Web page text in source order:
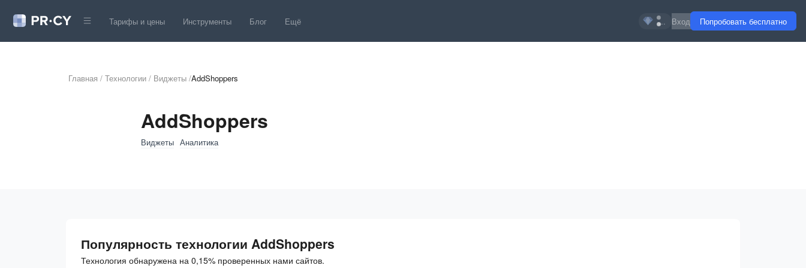
Тарифы и цены Инструменты Блог Ещё ... Вход Попробовать бесплатно
Главная / Технологии / Виджеты /AddShoppers
AddShoppers
Виджеты Аналитика
Популярность технологии AddShoppers
Технология обнаружена на 0,15% проверенных нами сайтов.